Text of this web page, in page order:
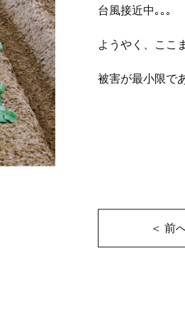
台風接近中｡｡｡
ようやく、ここ
被害が最小限で
＜ 前